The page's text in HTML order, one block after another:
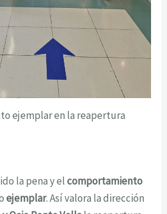
ejemplar en la reapertura
la pena y elcomportamiento
ejemplar. Así valora la dirección